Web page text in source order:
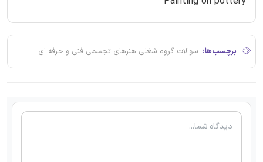
برچسب‌ها: سوالات گروه شغلی هنرهای تجسمی فنی و حرفه ای